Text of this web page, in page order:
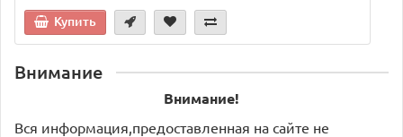
Купить
Внимание
Внимание!
Вся информация,предоставленная на сайте не